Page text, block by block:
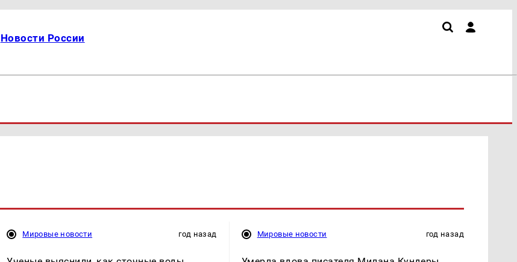
Новости России
Мировые новости год назад Мировые новости год назад